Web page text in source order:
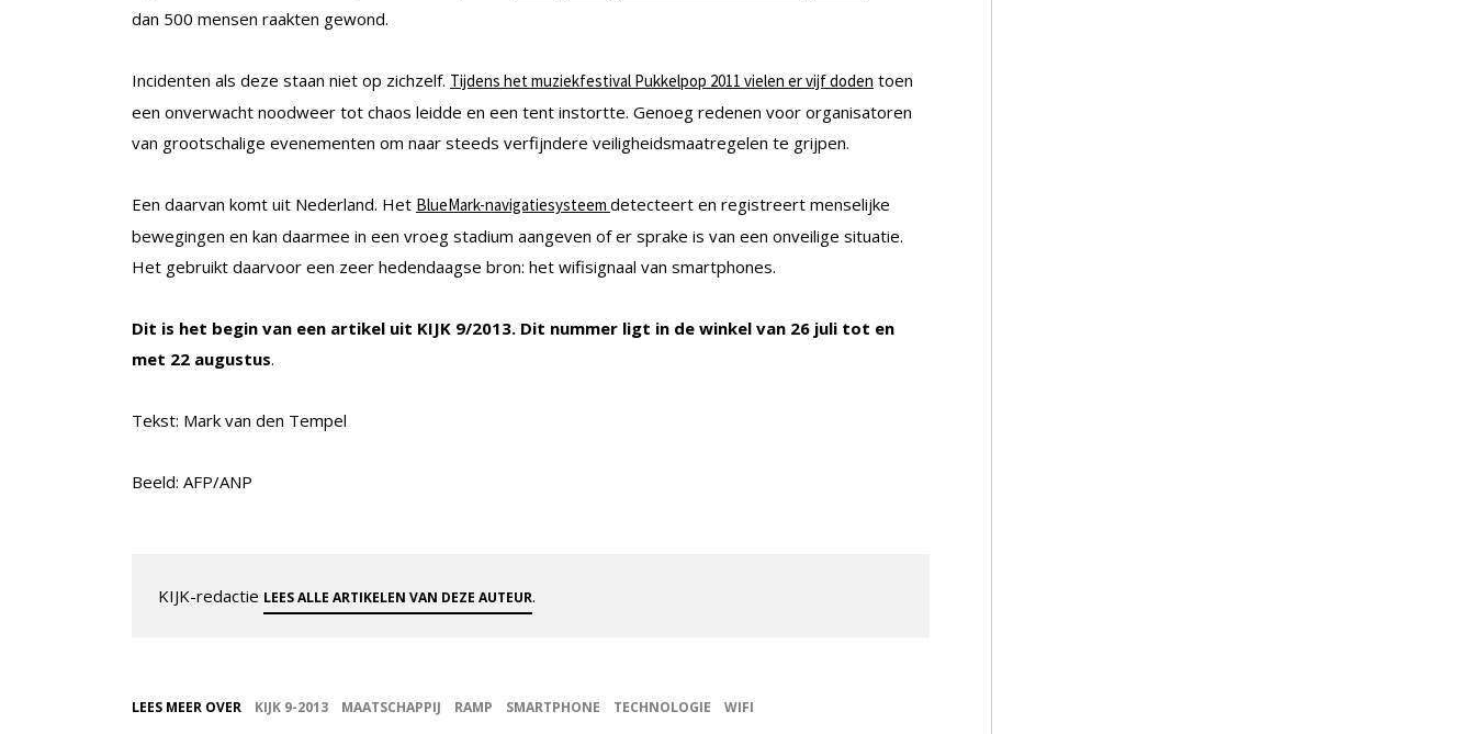
dan 500 mensen raakten gewond.
Incidenten als deze staan niet op zichzelf. Tijdens het muziekfestival Pukkelpop 2011 vielen er vijf doden toen
een onverwacht noodweer tot chaos leidde en een tent instortte. Genoeg redenen voor organisatoren
van grootschalige evenementen om naar steeds verfijndere veiligheidsmaatregelen te grijpen.
Een daarvan komt uit Nederland. Het BlueMark-navigatiesysteem detecteert en registreert menselijke
bewegingen en kan daarmee in een vroeg stadium aangeven of er sprake is van een onveilige situatie.
Het gebruikt daarvoor een zeer hedendaagse bron: het wifisignaal van smartphones.
Dit is het begin van een artikel uit KIJK 9/2013. Dit nummer ligt in de winkel van 26 juli tot en
met 22 augustus.
Tekst: Mark van den Tempel
Beeld: AFP/ANP
KIJK-redactie LEES ALLE ARTIKELEN VAN DEZE AUTEUR.
LEES MEER OVER KIJK 9-2013 MAATSCHAPPIJ RAMP SMARTPHONE TECHNOLOGIE WIFI